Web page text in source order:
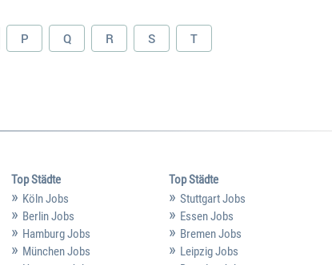
P Q R S T
Top Städte
Köln Jobs
Berlin Jobs
Hamburg Jobs
München Jobs
Top Städte
Stuttgart Jobs
Essen Jobs
Bremen Jobs
Leipzig Jobs